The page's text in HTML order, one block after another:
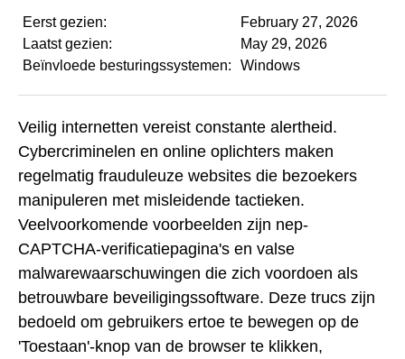
Eerst gezien:
February 27, 2026
Laatst gezien:
May 29, 2026
Beïnvloede besturingssystemen:
Windows
Veilig internetten vereist constante alertheid.
Cybercriminelen en online oplichters maken
regelmatig frauduleuze websites die bezoekers
manipuleren met misleidende tactieken.
Veelvoorkomende voorbeelden zijn nep-
CAPTCHA-verificatiepagina's en valse
malwarewaarschuwingen die zich voordoen als
betrouwbare beveiligingssoftware. Deze trucs zijn
bedoeld om gebruikers ertoe te bewegen op de
'Toestaan'-knop van de browser te klikken,